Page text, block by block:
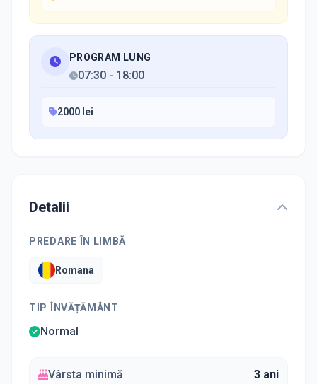
PROGRAM LUNG
07:30 - 18:00
2000 lei
Detalii
PREDARE ÎN LIMBĂ
Romana
TIP ÎNVĂȚĂMÂNT
Normal
Vârsta minimă 3 ani